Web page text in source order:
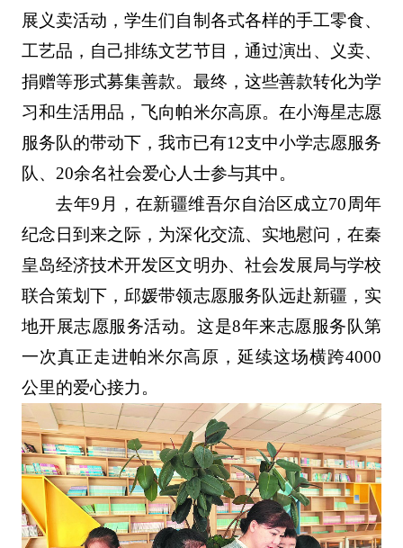
展义卖活动，学生们自制各式各样的手工零食、
工艺品，自己排练文艺节目，通过演出、义卖、
捐赠等形式募集善款。最终，这些善款转化为学
习和生活用品，飞向帕米尔高原。在小海星志愿
服务队的带动下，我市已有12支中小学志愿服务
队、20余名社会爱心人士参与其中。
去年9月，在新疆维吾尔自治区成立70周年
纪念日到来之际，为深化交流、实地慰问，在秦
皇岛经济技术开发区文明办、社会发展局与学校
联合策划下，邱媛带领志愿服务队远赴新疆，实
地开展志愿服务活动。这是8年来志愿服务队第
一次真正走进帕米尔高原，延续这场横跨4000
公里的爱心接力。